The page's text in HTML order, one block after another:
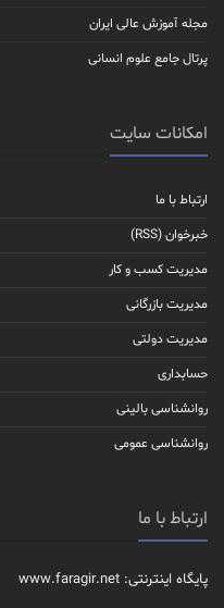
مجله آموزش عالی ایران
پرتال جامع علوم انسانی
امکانات سایت
ارتباط با ما
خبرخوان (RSS)
مدیریت کسب و کار
مدیریت بازرگانی
مدیریت دولتی
حسابداری
روانشناسی بالینی
روانشناسی عمومی
ارتباط با ما
پایگاه اینترنتی: www.faragir.net